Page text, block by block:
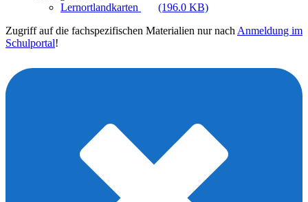
Lernortlandkarten
(196.0 KB)
Zugriff auf die fachspezifischen Materialien nur nach Anmeldung im
Schulportal!